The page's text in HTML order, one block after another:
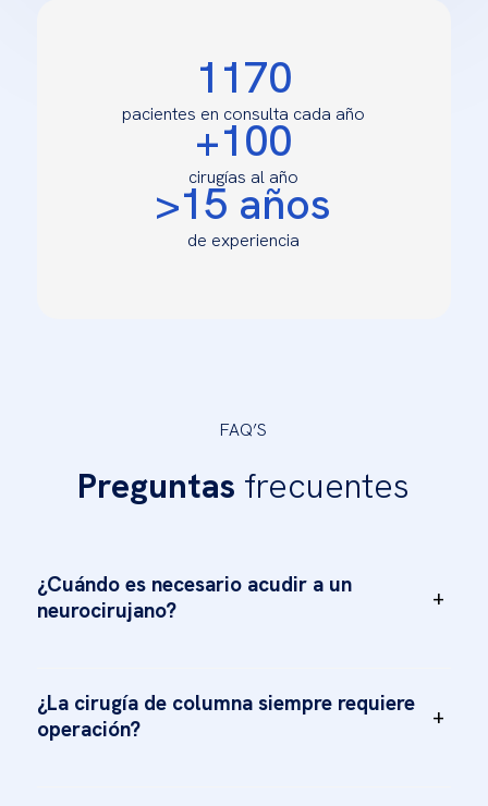
1170
pacientes en consulta cada año
+100
cirugías al año
>15 años
de experiencia
FAQ’S
Preguntas frecuentes
¿Cuándo es necesario acudir a un
neurocirujano?
+
¿La cirugía de columna siempre requiere
operación?
+